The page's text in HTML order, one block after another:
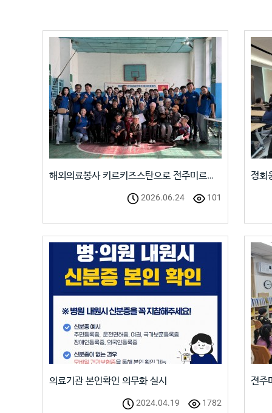
해외의료봉사 키르키즈스탄으로 전주미르…
2026.06.24 101
정회
의료기관 본인확인 의무화 실시
2024.04.19 1782
전주